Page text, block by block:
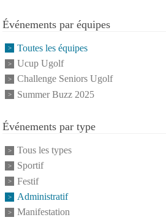
Événements par équipes
Toutes les équipes
Ucup Ugolf
Challenge Seniors Ugolf
Summer Buzz 2025
Événements par type
Tous les types
Sportif
Festif
Administratif
Manifestation